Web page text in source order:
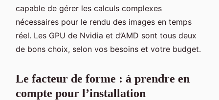
capable de gérer les calculs complexes
nécessaires pour le rendu des images en temps
réel. Les GPU de Nvidia et d’AMD sont tous deux
de bons choix, selon vos besoins et votre budget.
Le facteur de forme : à prendre en
compte pour l’installation